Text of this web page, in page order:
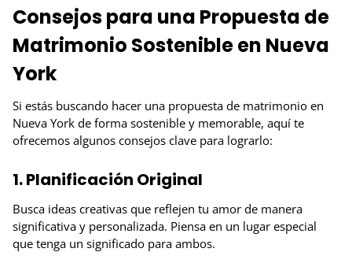
Consejos para una Propuesta de
Matrimonio Sostenible en Nueva
York
Si estás buscando hacer una propuesta de matrimonio en
Nueva York de forma sostenible y memorable, aquí te
ofrecemos algunos consejos clave para lograrlo:
1. Planificación Original
Busca ideas creativas que reflejen tu amor de manera
significativa y personalizada. Piensa en un lugar especial
que tenga un significado para ambos.